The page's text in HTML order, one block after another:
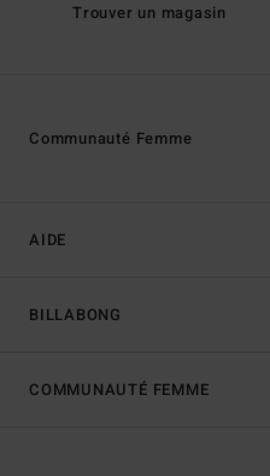
Trouver un magasin
AIDE
BILLABONG
Communauté Femme
COMMUNAUTÉ FEMME